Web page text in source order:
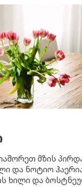
მზის
და ნოტიო
ხილი და